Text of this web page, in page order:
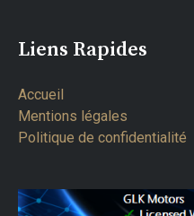
Liens Rapides
Accueil
Mentions légales
Politique de confidentialité